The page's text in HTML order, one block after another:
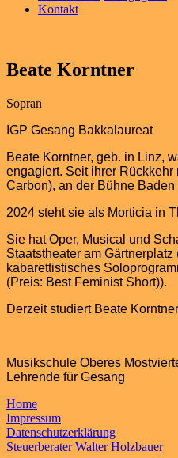
Kontakt
Beate Korntner
Sopran
IGP Gesang Bakkalaureat
Beate Korntner, geb. in Linz,
engagiert. Seit ihrer
Carbon), an der Bühne
2024 steht sie als Morticia in
Sie hat Oper, Musical und
Staatstheater am
kabarettistisches
(Preis: Best Feminist Short)).
Derzeit studiert Beate
Musikschule Oberes
Lehrende für Gesang
Home
Impressum
Datenschutzerklärung
Steuerberater Walter Holzbauer